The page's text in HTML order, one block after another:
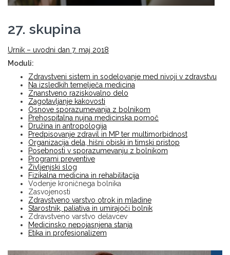
27. skupina
Urnik – uvodni dan 7. maj 2018
Moduli:
Zdravstveni sistem in sodelovanje med nivoji v zdravstvu
Na izsledkih temelječa medicina
Znanstveno raziskovalno delo
Zagotavljanje kakovosti
Osnove sporazumevanja z bolnikom
Prehospitalna nujna medicinska pomoč
Družina in antropologija
Predpisovanje zdravil in MP ter multimorbidnost
Organizacija dela, hišni obiski in timski pristop
Posebnosti v sporazumevanju z bolnikom
Programi preventive
Življenjski slog
Fizikalna medicina in rehabilitacija
Vodenje kroničnega bolnika
Zasvojenosti
Zdravstveno varstvo otrok in mladine
Starostnik, paliativa in umirajoči bolnik
Zdravstveno varstvo delavcev
Medicinsko nepojasnjena stanja
Etika in profesionalizem